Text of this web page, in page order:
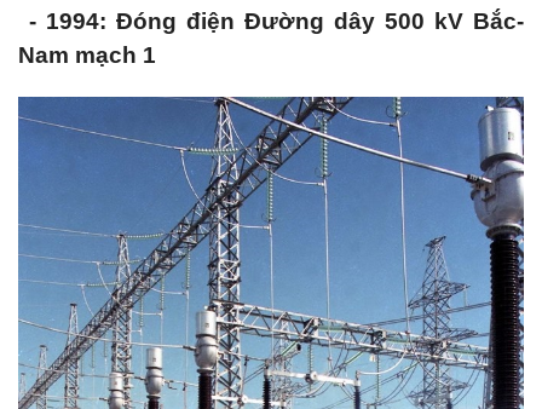
- 1994: Đóng điện Đường dây 500 kV Bắc-
Nam mạch 1